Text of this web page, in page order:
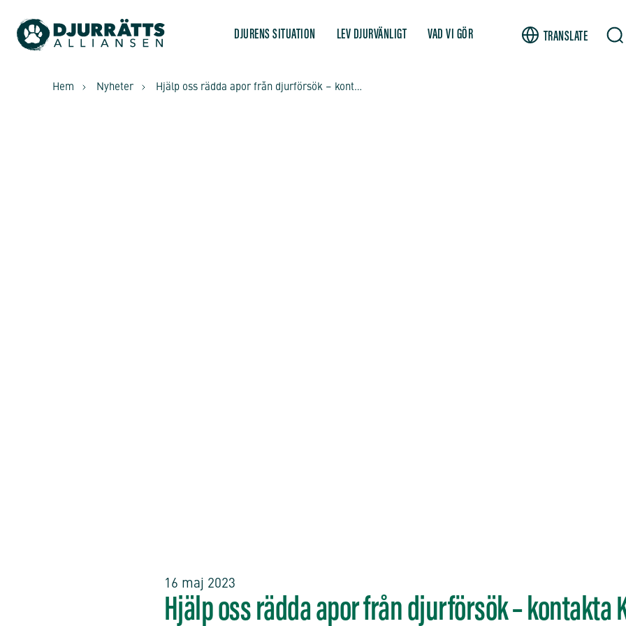
DJURENS SITUATION LEV DJURVÄNLIGT VAD VI GÖR TRANSLATE
Hem Nyheter Hjälp oss rädda apor från djurförsök – kontakta KI
16 maj 2023
Hjälp oss rädda apor från djurförsök – kontakta